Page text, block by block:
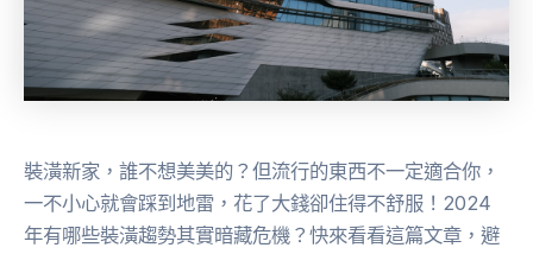
裝潢新家，誰不想美美的？但流行的東西不一定適合你，
一不小心就會踩到地雷，花了大錢卻住得不舒服！2024
年有哪些裝潢趨勢其實暗藏危機？快來看看這篇文章，避